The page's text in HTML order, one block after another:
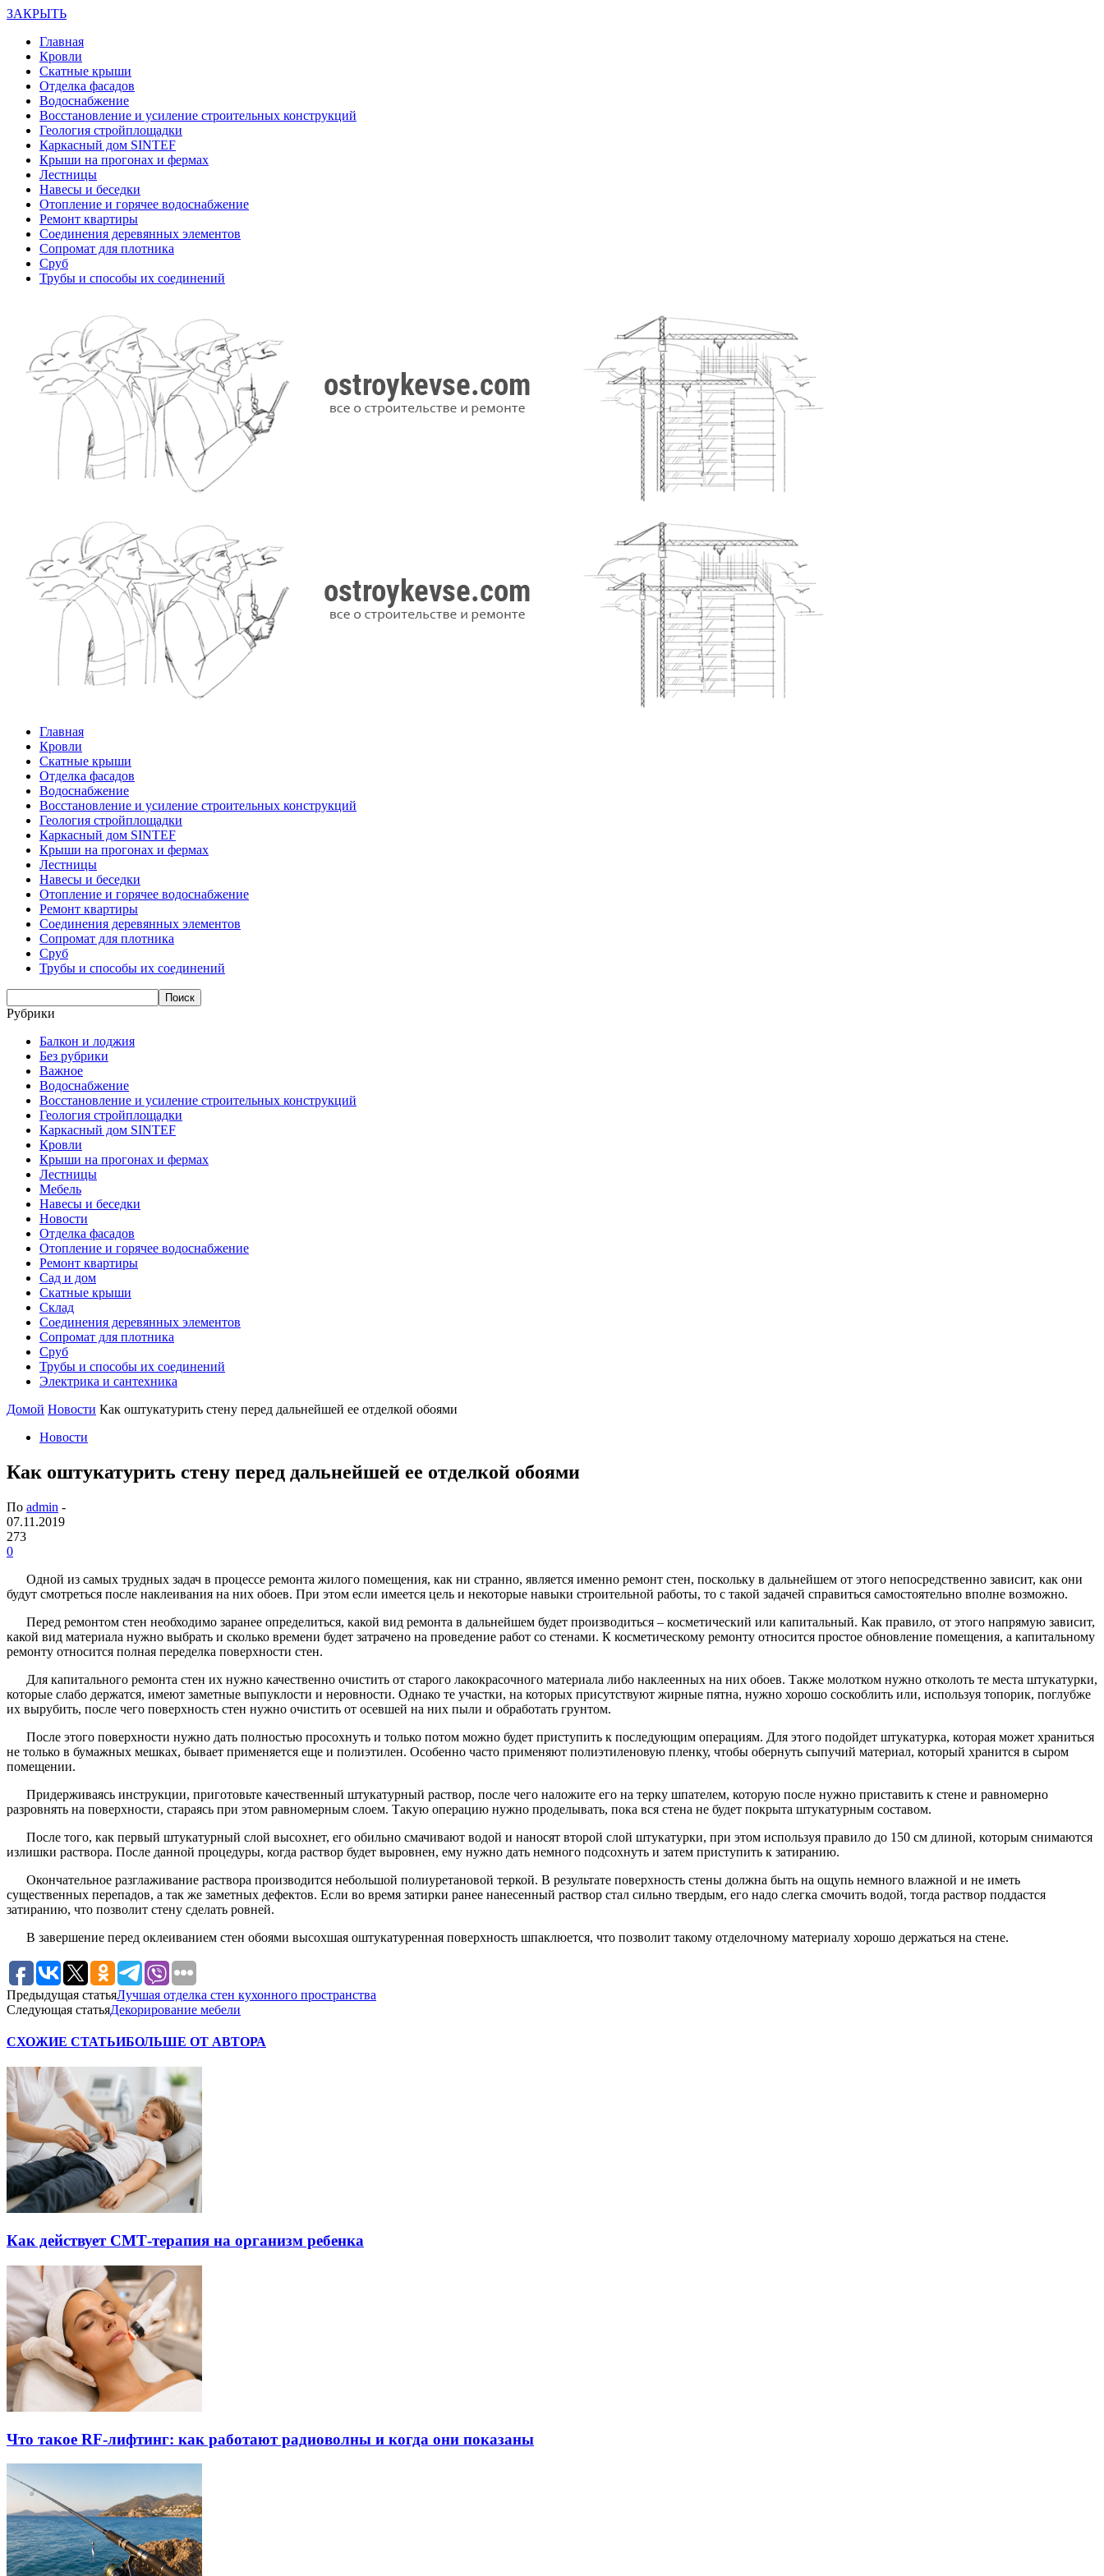
ЗАКРЫТЬ
Главная
Кровли
Скатные крыши
Отделка фасадов
Водоснабжение
Восстановление и усиление строительных конструкций
Геология стройплощадки
Каркасный дом SINTEF
Крыши на прогонах и фермах
Лестницы
Навесы и беседки
Отопление и горячее водоснабжение
Ремонт квартиры
Соединения деревянных элементов
Сопромат для плотника
Сруб
Трубы и способы их соединений
Главная
Кровли
Скатные крыши
Отделка фасадов
Водоснабжение
Восстановление и усиление строительных конструкций
Геология стройплощадки
Каркасный дом SINTEF
Крыши на прогонах и фермах
Лестницы
Навесы и беседки
Отопление и горячее водоснабжение
Ремонт квартиры
Соединения деревянных элементов
Сопромат для плотника
Сруб
Трубы и способы их соединений
Рубрики
Балкон и лоджия
Без рубрики
Важное
Водоснабжение
Восстановление и усиление строительных конструкций
Геология стройплощадки
Каркасный дом SINTEF
Кровли
Крыши на прогонах и фермах
Лестницы
Мебель
Навесы и беседки
Новости
Отделка фасадов
Отопление и горячее водоснабжение
Ремонт квартиры
Сад и дом
Скатные крыши
Склад
Соединения деревянных элементов
Сопромат для плотника
Сруб
Трубы и способы их соединений
Электрика и сантехника
Домой Новости Как оштукатурить стену перед дальнейшей ее отделкой обоями
Новости
Как оштукатурить стену перед дальнейшей ее отделкой обоями
По admin -
07.11.2019
273
0
Одной из самых трудных задач в процессе ремонта жилого помещения, как ни странно, является именно ремонт стен, поскольку в дальнейшем от этого непосредственно зависит, как они
будут смотреться после наклеивания на них обоев. При этом если имеется цель и некоторые навыки строительной работы, то с такой задачей справиться самостоятельно вполне возможно.
Перед ремонтом стен необходимо заранее определиться, какой вид ремонта в дальнейшем будет производиться – косметический или капитальный. Как правило, от этого напрямую зависит,
какой вид материала нужно выбрать и сколько времени будет затрачено на проведение работ со стенами. К косметическому ремонту относится простое обновление помещения, а капитальному
ремонту относится полная переделка поверхности стен.
Для капитального ремонта стен их нужно качественно очистить от старого лакокрасочного материала либо наклеенных на них обоев. Также молотком нужно отколоть те места штукатурки,
которые слабо держатся, имеют заметные выпуклости и неровности. Однако те участки, на которых присутствуют жирные пятна, нужно хорошо соскоблить или, используя топорик, поглубже
их вырубить, после чего поверхность стен нужно очистить от осевшей на них пыли и обработать грунтом.
После этого поверхности нужно дать полностью просохнуть и только потом можно будет приступить к последующим операциям. Для этого подойдет штукатурка, которая может храниться
не только в бумажных мешках, бывает применяется еще и полиэтилен. Особенно часто применяют полиэтиленовую пленку, чтобы обернуть сыпучий материал, который хранится в сыром
помещении.
Придерживаясь инструкции, приготовьте качественный штукатурный раствор, после чего наложите его на терку шпателем, которую после нужно приставить к стене и равномерно
разровнять на поверхности, стараясь при этом равномерным слоем. Такую операцию нужно проделывать, пока вся стена не будет покрыта штукатурным составом.
После того, как первый штукатурный слой высохнет, его обильно смачивают водой и наносят второй слой штукатурки, при этом используя правило до 150 см длиной, которым снимаются
излишки раствора. После данной процедуры, когда раствор будет выровнен, ему нужно дать немного подсохнуть и затем приступить к затиранию.
Окончательное разглаживание раствора производится небольшой полиуретановой теркой. В результате поверхность стены должна быть на ощупь немного влажной и не иметь
существенных перепадов, а так же заметных дефектов. Если во время затирки ранее нанесенный раствор стал сильно твердым, его надо слегка смочить водой, тогда раствор поддастся
затиранию, что позволит стену сделать ровней.
В завершение перед оклеиванием стен обоями высохшая оштукатуренная поверхность шпаклюется, что позволит такому отделочному материалу хорошо держаться на стене.
Предыдущая статьяЛучшая отделка стен кухонного пространства
Следующая статьяДекорирование мебели
СХОЖИЕ СТАТЬИБОЛЬШЕ ОТ АВТОРА
Как действует СМТ-терапия на организм ребенка
Что такое RF-лифтинг: как работают радиоволны и когда они показаны